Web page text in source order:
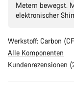
Metern bewegst.
elektronischer
Werkstoff: Carbon
Alle Komponenten
Kundenrezensionen